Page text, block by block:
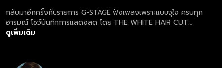
กลับมาอีกครั้งกับรายการ G-STAGE ฟังเพลงเพราะแบบจุใจ ครบทุก
อารมณ์ โชว์บันทึกการแสดงสด โดย THE WHITE HAIR CUT
Exclusive Fan Meeting Concert
ดูเพิ่มเติม